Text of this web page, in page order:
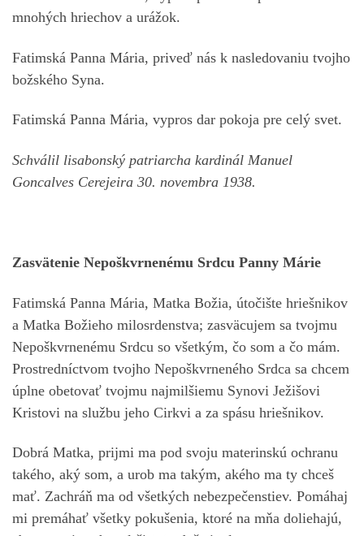
mnohých hriechov a urážok.
Fatimská Panna Mária, priveď nás k nasledovaniu tvojho
božského Syna.
Fatimská Panna Mária, vypros dar pokoja pre celý svet.
Schválil lisabonský patriarcha kardinál Manuel
Goncalves Cerejeira 30. novembra 1938.
Zasvätenie Nepoškvrnenému Srdcu Panny Márie
Fatimská Panna Mária, Matka Božia, útočište hriešnikov
a Matka Božieho milosrdenstva; zasväcujem sa tvojmu
Nepoškvrnenému Srdcu so všetkým, čo som a čo mám.
Prostredníctvom tvojho Nepoškvrneného Srdca sa chcem
úplne obetovať tvojmu najmilšiemu Synovi Ježišovi
Kristovi na službu jeho Cirkvi a za spásu hriešnikov.
Dobrá Matka, prijmi ma pod svoju materinskú ochranu
takého, aký som, a urob ma takým, akého ma ty chceš
mať. Zachráň ma od všetkých nebezpečenstiev. Pomáhaj
mi premáhať všetky pokušenia, ktoré na mňa doliehajú,